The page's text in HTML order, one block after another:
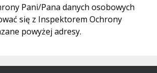
Pani/Pana danych osobowych
się z Inspektorem Ochrony
powyżej adresy.